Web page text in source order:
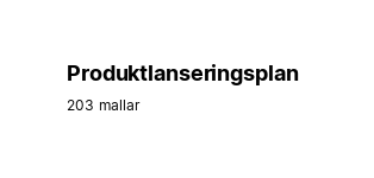
Produktlanseringsplan
203 mallar